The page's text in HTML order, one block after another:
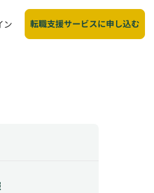
ン 転職支援サービスに申し込む